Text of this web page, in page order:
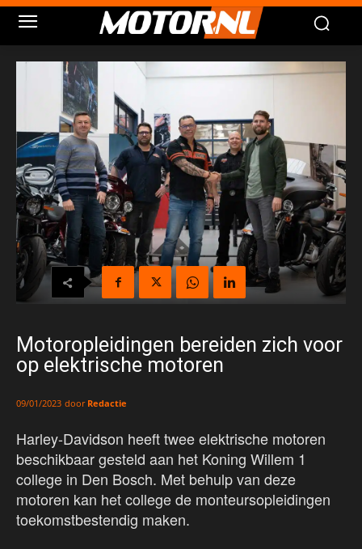
Motoropleidingen bereiden zich voor
op elektrische motoren
09/01/2023 door Redactie
Harley-Davidson heeft twee elektrische motoren
beschikbaar gesteld aan het Koning Willem 1
college in Den Bosch. Met behulp van deze
motoren kan het college de monteursopleidingen
toekomstbestendig maken.